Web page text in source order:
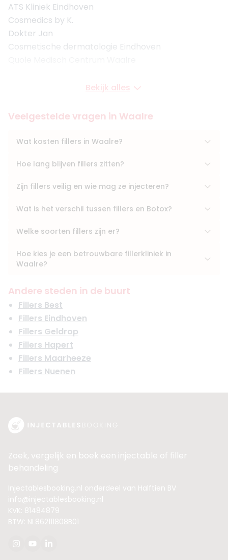
ATS Kliniek Eindhoven
Cosmedics by K.
Dokter Jan
Cosmetische dermatologie Eindhoven
Bekijk alles
Veelgestelde vragen in Waalre
Wat kosten fillers in Waalre?
Hoe lang blijven fillers zitten?
Zijn fillers veilig en wie mag ze injecteren?
Wat is het verschil tussen fillers en Botox?
Welke soorten fillers zijn er?
Hoe kies je een betrouwbare fillerkliniek in
Waalre?
Andere steden in de buurt
Fillers Best
Fillers Eindhoven
Fillers Geldrop
Fillers Hapert
Fillers Maarheeze
Fillers Nuenen
Zoek, vergelijk en boek een injectable of filler
behandeling
Injectablesbooking.nl onderdeel van Halftien BV
info@injectablesbooking.nl
KVK: 81484879
BTW: NL862111808B01